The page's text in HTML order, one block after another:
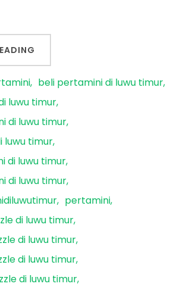
beli pertamini di luwu timur
luwu timur
di luwu timur
luwu timur
di luwu timur
di luwu timur
pertamini
di luwu timur
di luwu timur
di luwu timur
di luwu timur